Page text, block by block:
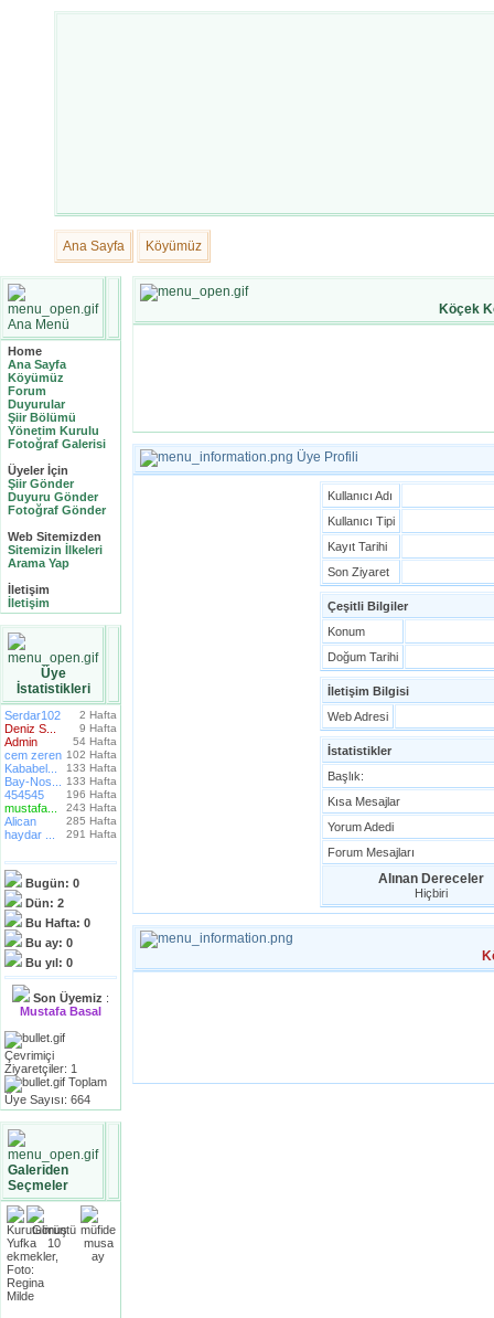
Ana Sayfa Köyümüz
Ana Menü
Home
Ana Sayfa
Köyümüz
Forum
Duyurular
Şiir Bölümü
Yönetim Kurulu
Fotoğraf Galerisi
Üyeler İçin
Şiir Gönder
Duyuru Gönder
Fotoğraf Gönder
Web Sitemizden
Sitemizin İlkeleri
Arama Yap
İletişim
İletişim
Üye
İstatistikleri
Serdar102 2 Hafta
Deniz S... 9 Hafta
Admin 54 Hafta
cem zeren 102 Hafta
Kababel... 133 Hafta
Bay-Nos... 133 Hafta
454545 196 Hafta
mustafa... 243 Hafta
Alican 285 Hafta
haydar ... 291 Hafta
Bugün: 0
Dün: 2
Bu Hafta: 0
Bu ay: 0
Bu yıl: 0
Son Üyemiz :
Mustafa Basal
Çevrimiçi
Ziyaretçiler: 1
Toplam
Üye Sayısı: 664
Galeriden
Seçmeler
Köçek
Üye Profili
Kullanıcı Adı
Kullanıcı Tipi
Kayıt Tarihi
Son Ziyaret
Çeşitli Bilgiler
Konum
Doğum Tarihi
İletişim Bilgisi
Web Adresi
İstatistikler
Başlık:
Kısa Mesajlar
Yorum Adedi
Forum Mesajları
Alınan Dereceler
Hiçbiri